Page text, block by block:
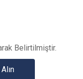
Belirtilmiştir.